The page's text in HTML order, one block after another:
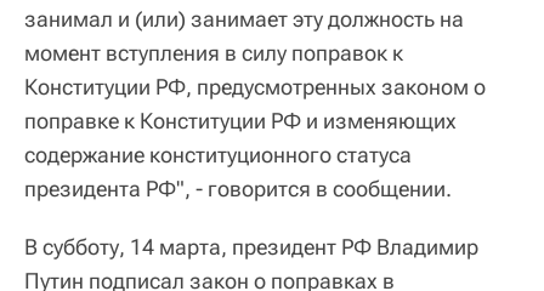
занимал и (или) занимает эту должность на
момент вступления в силу поправок к
Конституции РФ, предусмотренных законом о
поправке к Конституции РФ и изменяющих
содержание конституционного статуса
президента РФ", - говорится в сообщении.
В субботу, 14 марта, президент РФ Владимир
Путин подписал закон о поправках в